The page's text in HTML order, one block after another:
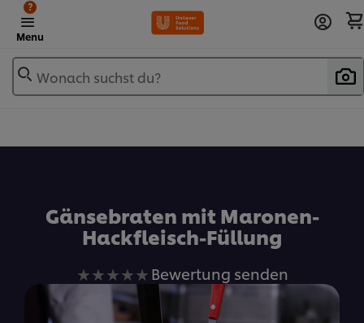
Menu
?
Wonach suchst du?
Gänsebraten mit Maronen-
Hackfleisch-Füllung
Keine
Bewertungen
Bewertung senden